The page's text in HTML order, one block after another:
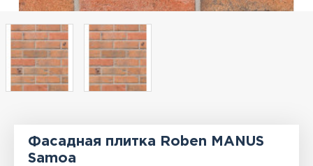
Фасадная плитка Roben MANUS
Samoa